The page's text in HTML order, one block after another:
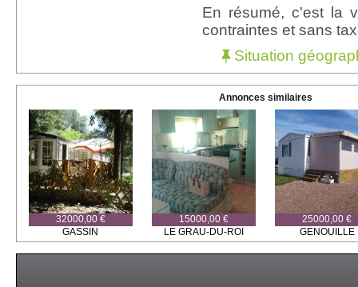
En résumé, c'est la
contraintes et sans
Situation
Annonces similaires
32000,00 €
GASSIN
15000,00 €
LE GRAU-DU-ROI
25000,00 €
GENOUILLE